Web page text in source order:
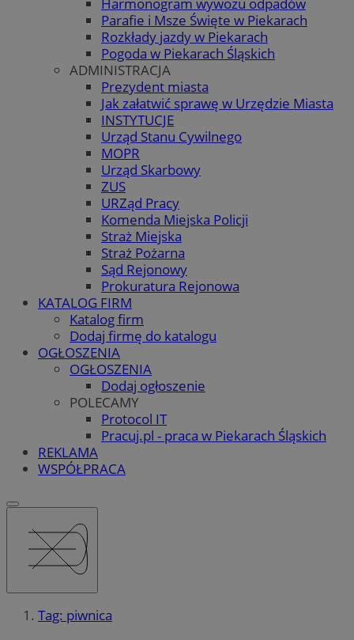
Parafie i Msze Święte w Piekarach
Rozkłady jazdy w Piekarach
Pogoda w Piekarach Śląskich
ADMINISTRACJA
Prezydent miasta
Jak załatwić sprawę w Urzędzie Miasta
INSTYTUCJE
Urząd Stanu Cywilnego
MOPR
Urząd Skarbowy
ZUS
URZąd Pracy
Komenda Miejska Policji
Straż Miejska
Straż Pożarna
Sąd Rejonowy
Prokuratura Rejonowa
KATALOG FIRM
Katalog firm
Dodaj firmę do katalogu
OGŁOSZENIA
OGŁOSZENIA
Dodaj ogłoszenie
POLECAMY
Protocol IT
Pracuj.pl - praca w Piekarach Śląskich
REKLAMA
WSPÓŁPRACA
Tag: piwnica